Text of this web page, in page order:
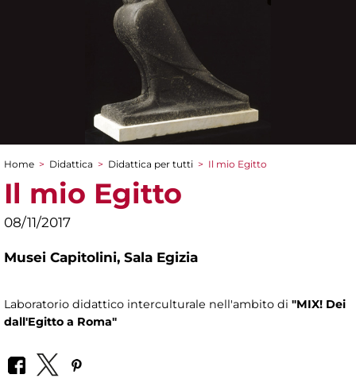
Tu sei qui
Home > Didattica > Didattica per tutti > Il mio Egitto
Il mio Egitto
08/11/2017
Musei Capitolini, Sala Egizia
Laboratorio didattico interculturale nell'ambito di "MIX! Dei
dall'Egitto a Roma"